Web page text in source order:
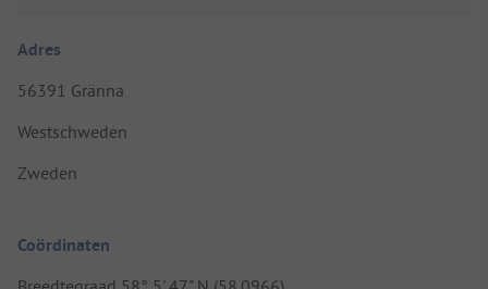
Adres
56391 Gränna
Westschweden
Zweden
Coördinaten